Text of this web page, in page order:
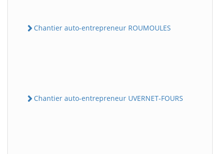
Chantier auto-entrepreneur ROUMOULES
Chantier auto-entrepreneur UVERNET-FOURS